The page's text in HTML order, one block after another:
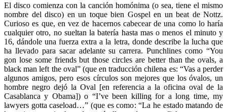
El disco comienza con la canción homónima (o sea, tiene el mismo
nombre del disco) en un toque bien Gospel en un beat de Nottz.
Curioso es que, en vez de hacernos cabecear de una como lo haría
cualquier otro, no sueltan la batería hasta mas o menos el minuto y
16, dándole una fuerza extra a la letra, donde describe la lucha que
ha llevado para sacar adelante su carrera. Punchlines como “You
gon lose some friends but those circles are better than the ovals, a
black man left the oval” (que en traducción chilena es: “Vas a perder
algunos amigos, pero esos círculos son mejores que los óvalos, un
hombre negro dejó la Oval [en referencia a la oficina oval de la
Casablanca y Obama]) o “I’ve been killing for a long time, my
lawyers gotta caseload…” (que es como: “La he estado matando de